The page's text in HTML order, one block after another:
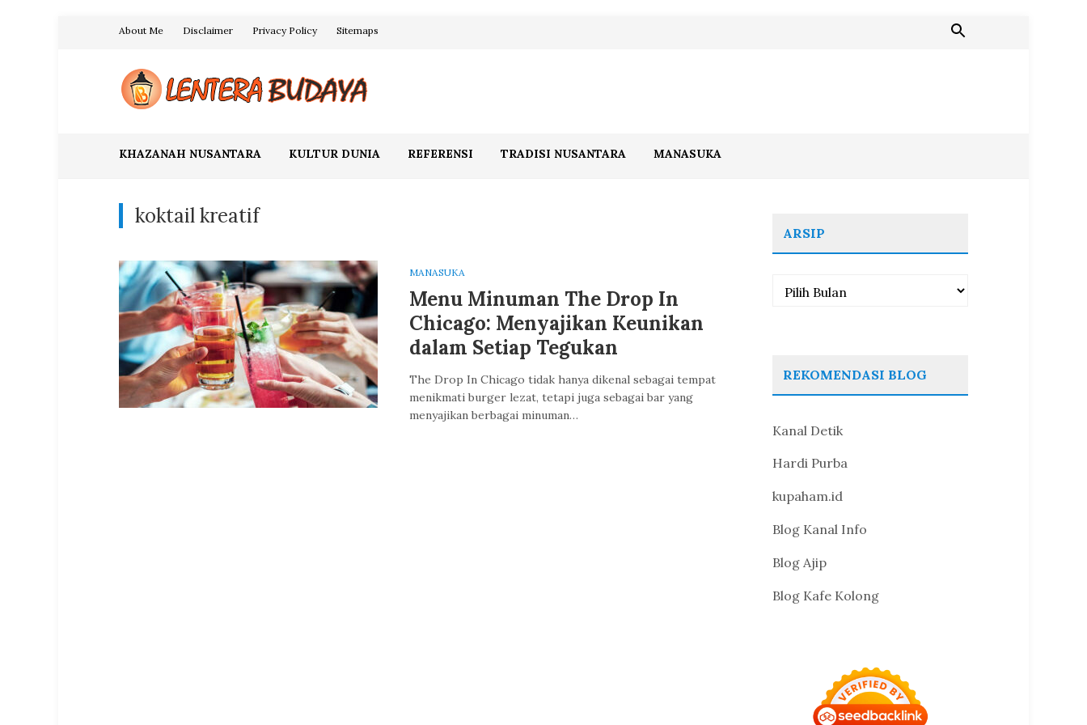
About Me Disclaimer Privacy Policy Sitemaps
KHAZANAH NUSANTARA KULTUR DUNIA REFERENSI TRADISI NUSANTARA MANASUKA
koktail kreatif
MANASUKA
Menu Minuman The Drop In
Chicago: Menyajikan Keunikan
dalam Setiap Tegukan
The Drop In Chicago tidak hanya dikenal sebagai tempat
menikmati burger lezat, tetapi juga sebagai bar yang
menyajikan berbagai minuman…
ARSIP
Arsip
REKOMENDASI BLOG
Kanal Detik
Hardi Purba
kupaham.id
Blog Kanal Info
Blog Ajip
Blog Kafe Kolong